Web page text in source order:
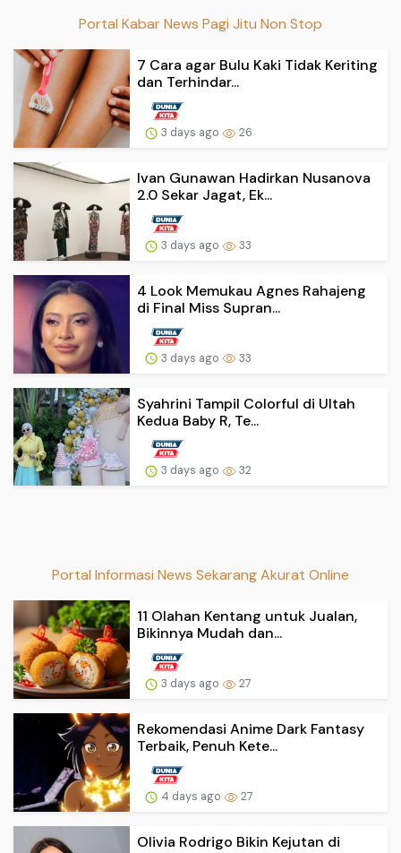
Portal Kabar News Pagi Jitu Non Stop
7 Cara agar Bulu Kaki Tidak Keriting
dan Terhindar...
3 days ago 26
Ivan Gunawan Hadirkan Nusanova
2.0 Sekar Jagat, Ek...
3 days ago 33
4 Look Memukau Agnes Rahajeng
di Final Miss Supran...
3 days ago 33
Syahrini Tampil Colorful di Ultah
Kedua Baby R, Te...
3 days ago 32
Portal Informasi News Sekarang Akurat Online
11 Olahan Kentang untuk Jualan,
Bikinnya Mudah dan...
3 days ago 27
Rekomendasi Anime Dark Fantasy
Terbaik, Penuh Kete...
4 days ago 27
Olivia Rodrigo Bikin Kejutan di